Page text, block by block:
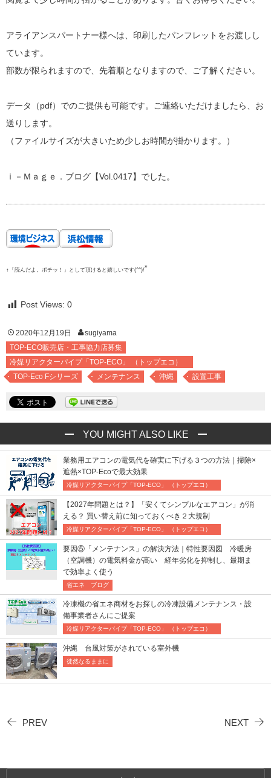
アライアンスパートナー様へは、印刷したパンフレットをお渡しし
ています。
部数が限られますので、先着順となりますので、ご了解ください。
データ（pdf）でのご提供も可能です。ご連絡いただけましたら、お
送りします。
（ファイルサイズが大きいため少しお時間が掛かります。）
ｉ－Ｍａｇｅ．ブログ【Vol.0417】でした。
↑「読んだよ。ポチッ！」として頂けると嬉しいです(^^)/”
Post Views: 0
2020年12月19日
sugiyama
TOP-ECO販売店・工事協力店募集
冷媒リアクターパイプ「TOP-ECO」 （トップエコ）
TOP-Eco Fシリーズ
メンテナンス 沖縄 設置工事
YOU MIGHT ALSO LIKE
業務用エアコンの電気代を確実に下げる３つの方法｜掃除×
遮熱×TOP-Ecoで最大効果
冷媒リアクターパイプ「TOP-ECO」 （トップエコ）
【2027年問題とは？】「安くてシンプルなエアコン」が消
える？ 買い替え前に知っておくべき２大規制
冷媒リアクターパイプ「TOP-ECO」 （トップエコ）
要因⑤「メンテナンス」の解決方法｜特性要因図 冷暖房
（空調機）の電気料金が高い 経年劣化を抑制し、最期ま
で効率よく使う
省エネ ブログ
冷凍機の省エネ商材をお探しの冷凍設備メンテナンス・設
備事業者さんにご提案
冷媒リアクターパイプ「TOP-ECO」 （トップエコ）
沖縄 台風対策がされている室外機
徒然なるままに
PREV NEXT